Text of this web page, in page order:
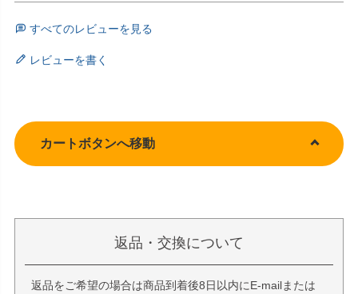
すべてのレビューを見る
レビューを書く
カートボタンへ移動
返品・交換について
返品をご希望の場合は商品到着後8日以内にE-mailまたは